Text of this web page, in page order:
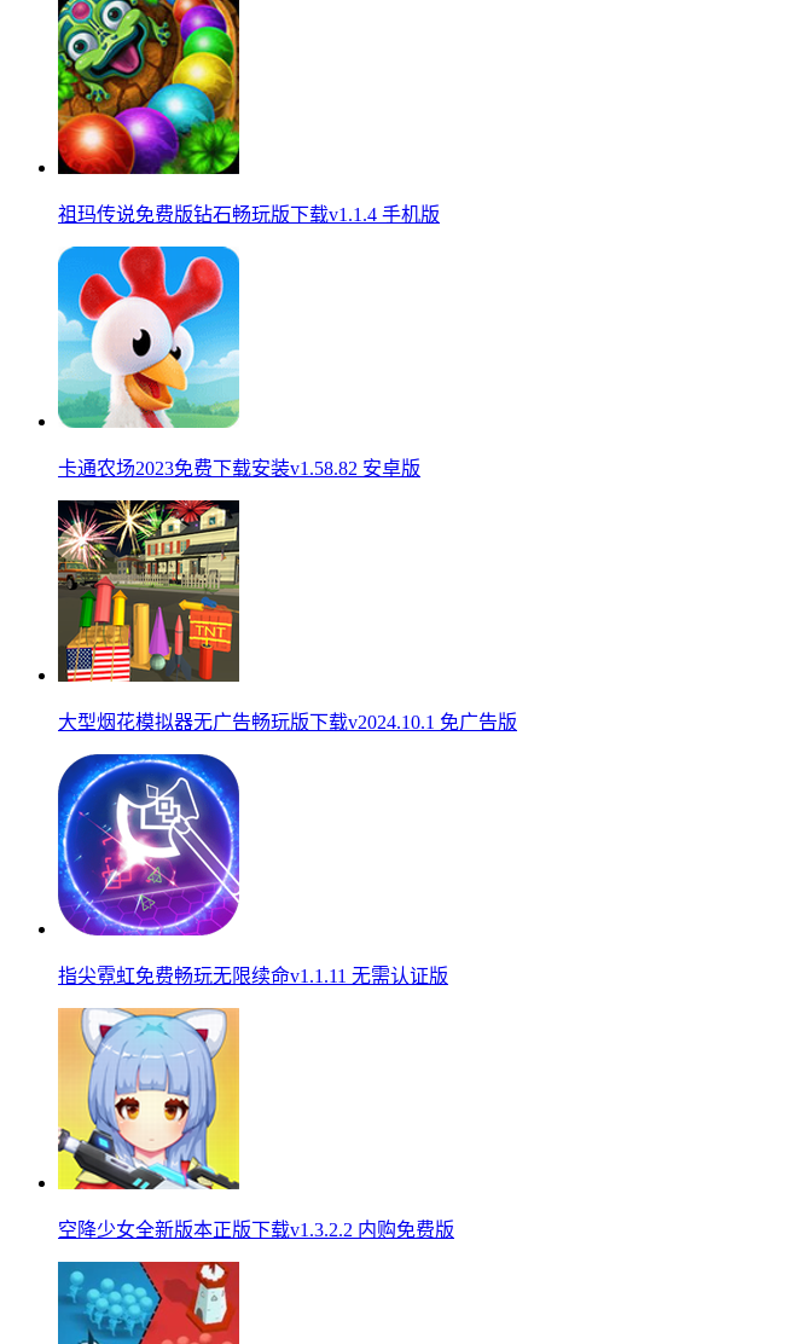
祖玛传说免费版钻石畅玩版下载v1.1.4 手机版
卡通农场2023免费下载安装v1.58.82 安卓版
大型烟花模拟器无广告畅玩版下载v2024.10.1 免广告版
指尖霓虹免费畅玩无限续命v1.1.11 无需认证版
空降少女全新版本正版下载v1.3.2.2 内购免费版